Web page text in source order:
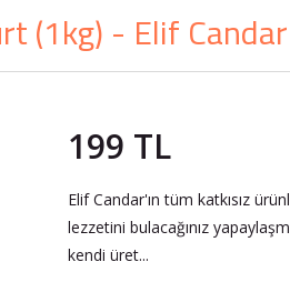
(1kg) - Elif Candar
199 TL
Elif Candar'ın tüm katkısız
lezzetini bulacağınız
kendi üret...